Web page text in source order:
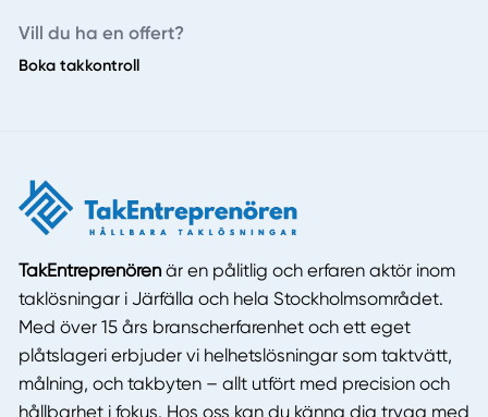
Vill du ha en offert?
Boka takkontroll
TakEntreprenörenär en pålitlig och erfaren aktör inom
taklösningar i Järfälla och hela Stockholmsområdet.
Med över 15 års branscherfarenhet och ett eget
plåtslageri erbjuder vi helhetslösningar som taktvätt,
målning, och takbyten – allt utfört med precision och
hållbarhet i fokus. Hos oss kan du känna dig trygg med